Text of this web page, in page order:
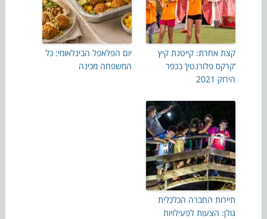
קצת אחרת: קייטנת קיץ
‘קרקס פלורנטין’ בכפר
הירוק 2021
יום הפלאפל הבינלאומי: כל
המשפחה מכינה
תיירות החברה הכלכלית
גולן: הצעות לפעילויות